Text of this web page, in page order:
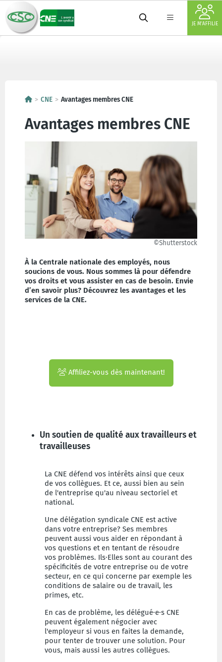
JE M'AFFILIE
CNE Avantages membres CNE
Avantages membres CNE
©Shutterstock
À la Centrale nationale des employés, nous
soucions de vous. Nous sommes là pour défendre
vos droits et vous assister en cas de besoin. Envie
d’en savoir plus? Découvrez les avantages et les
services de la CNE.
Affiliez-vous dès maintenant!
Un soutien de qualité aux travailleurs et
travailleuses
La CNE défend vos intérêts ainsi que ceux
de vos collègues. Et ce, aussi bien au sein
de l'entreprise qu'au niveau sectoriel et
national.
Une délégation syndicale CNE est active
dans votre entreprise? Ses membres
peuvent aussi vous aider en répondant à
vos questions et en tentant de résoudre
vos problèmes. Ils·Elles sont au courant des
spécificités de votre entreprise ou de votre
secteur, en ce qui concerne par exemple les
conditions de salaire ou de travail, les
primes, etc.
En cas de problème, les délégué·e·s CNE
peuvent également négocier avec
l'employeur si vous en faites la demande,
pour tenter de trouver une solution. Pour
vous, mais aussi les autres collègues.